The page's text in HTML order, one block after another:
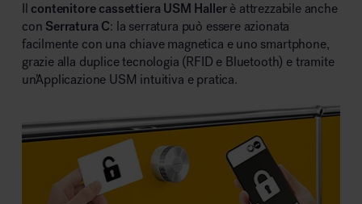
contenitore cassettiera USM Hallerè attrezzabile anche
con Serratura C: la serratura può essere azionata
facilmente con una chiave magnetica e uno smartphone,
grazie alla duplice tecnologia (RFID e Bluetooth) e tramite
un’Applicazione USM intuitiva e pratica.